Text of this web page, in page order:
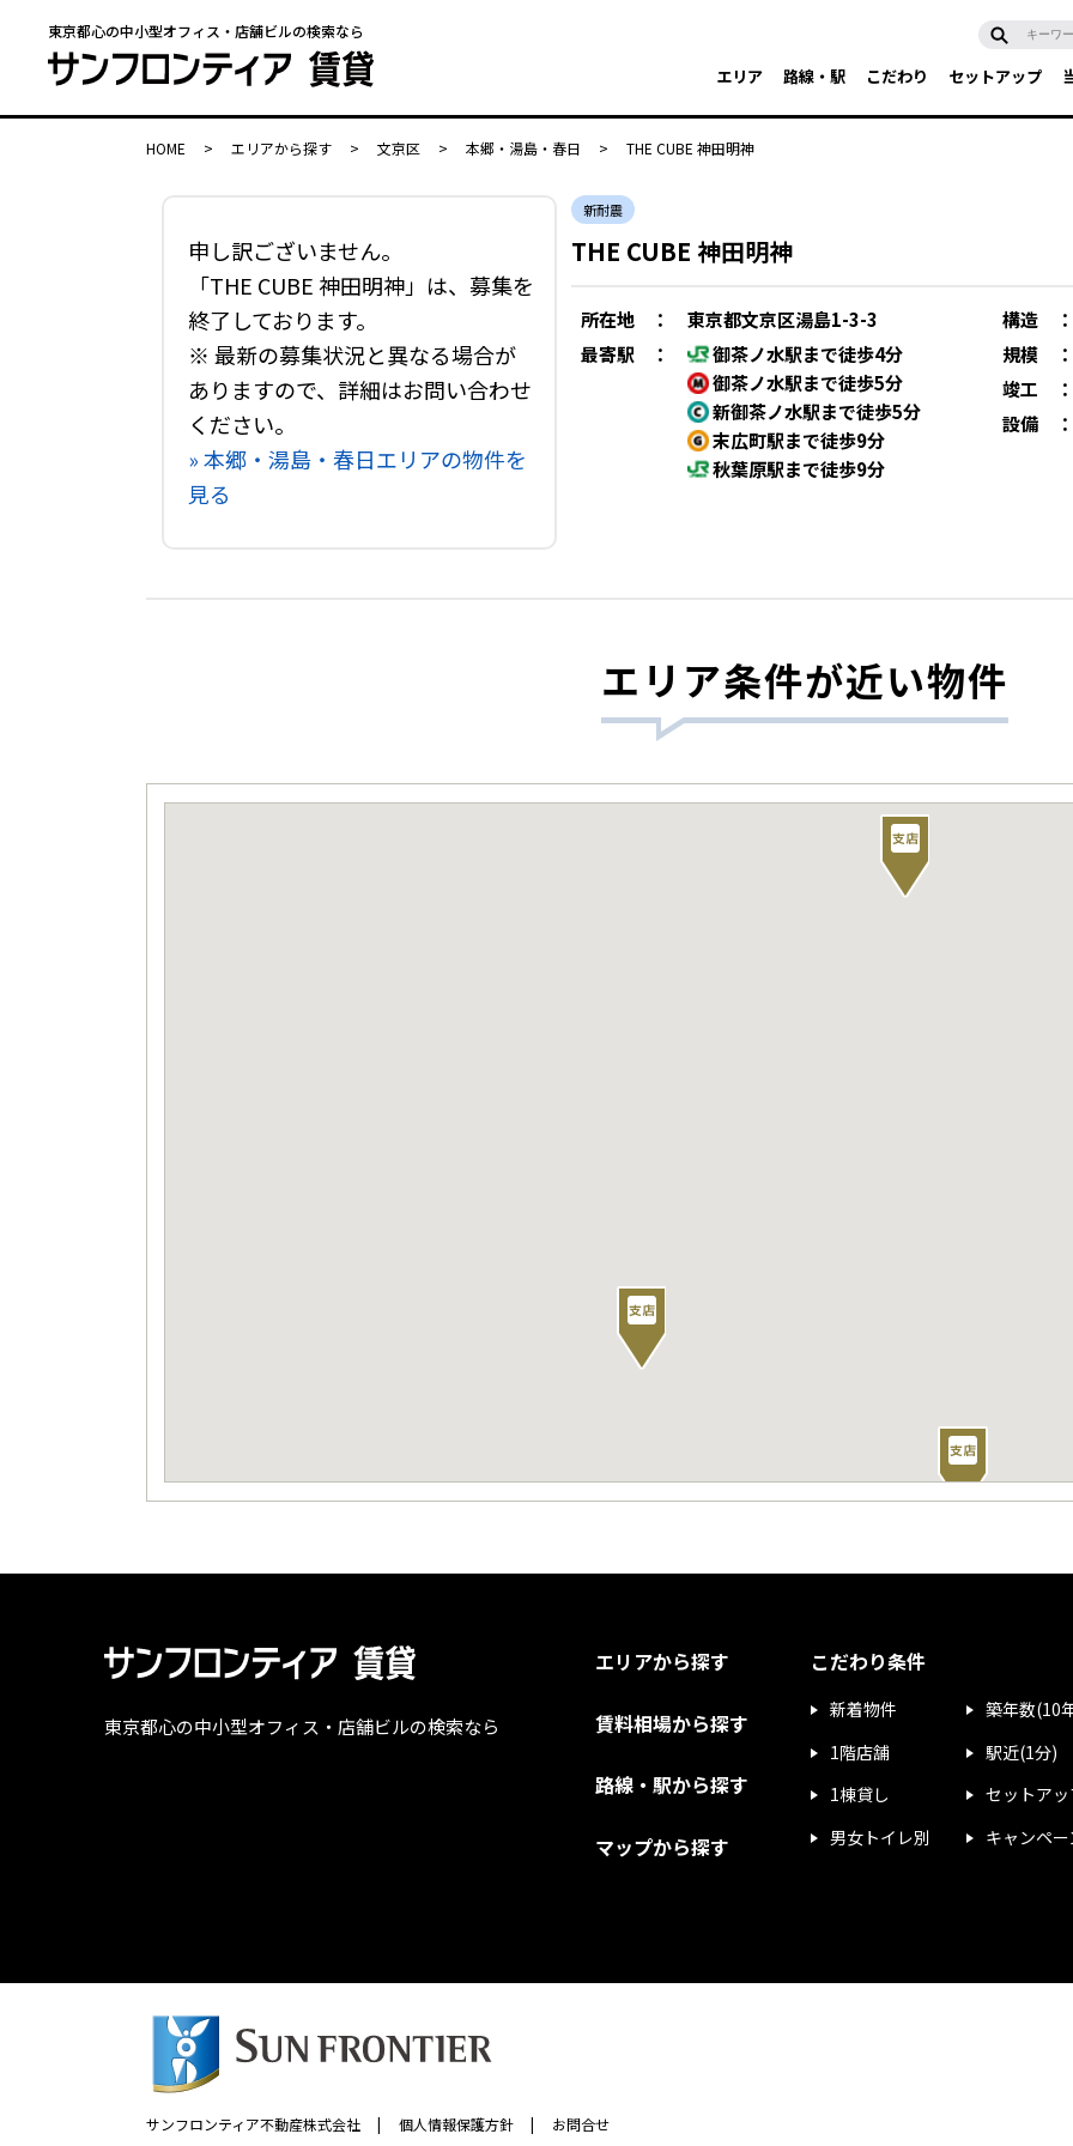
東京都心の中小型オフィス・店舗ビルの検索なら
エリア 路線・駅 こだわり セットアップ
HOME > エリアから探す > 文京区 > 本郷・湯島・春日 > THE CUBE 神田明神
申し訳ございません。
「THE CUBE 神田明神」は、募集を
終了しております。
※ 最新の募集状況と異なる場合が
ありますので、詳細はお問い合わせ
ください。
» 本郷・湯島・春日エリアの物件を
見る
新耐震
THE CUBE 神田明神
所在地 ：
東京都文京区湯島1-3-3
最寄駅
：
御茶ノ水駅まで徒歩4分
御茶ノ水駅まで徒歩5分
新御茶ノ水駅まで徒歩5分
末広町駅まで徒歩9分
秋葉原駅まで徒歩9分
構造 ：
規模
：
竣工
：
設備
：
エリア条件が近い物件
東京都心の中小型オフィス・店舗ビルの検索なら
エリアから探す
賃料相場から探す
路線・駅から探す
マップから探す
こだわり条件
新着物件
築年数(10
1階店舗
駅近(1分)
1棟貸し
セットア
男女トイレ別
キャンペ
サンフロンティア不動産株式会社 | 個人情報保護方針 | お問合せ